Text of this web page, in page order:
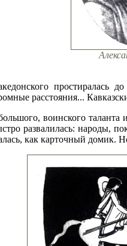
простиралась
расстояния...
воинского
развалилась: народы,
как карточный